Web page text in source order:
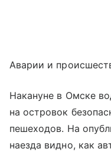
Аварии и
Накануне в Омске
на островок
пешеходов. На
наезда видно, как